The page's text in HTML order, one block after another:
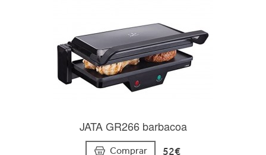
JATA GR266 barbacoa
Comprar 52€